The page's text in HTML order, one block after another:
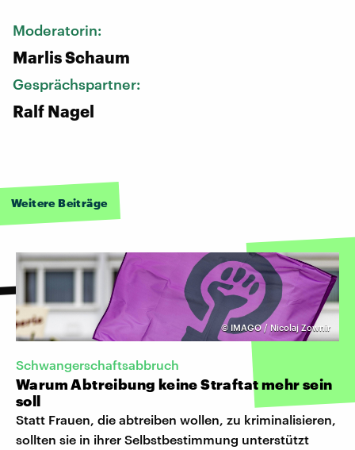
Moderatorin:
Marlis Schaum
Gesprächspartner:
Ralf Nagel
Weitere Beiträge
© IMAGO / Nicolaj Zownir
Schwangerschaftsabbruch
Warum Abtreibung keine Straftat mehr sein
soll
Statt Frauen, die abtreiben wollen, zu kriminalisieren,
sollten sie in ihrer Selbstbestimmung unterstützt